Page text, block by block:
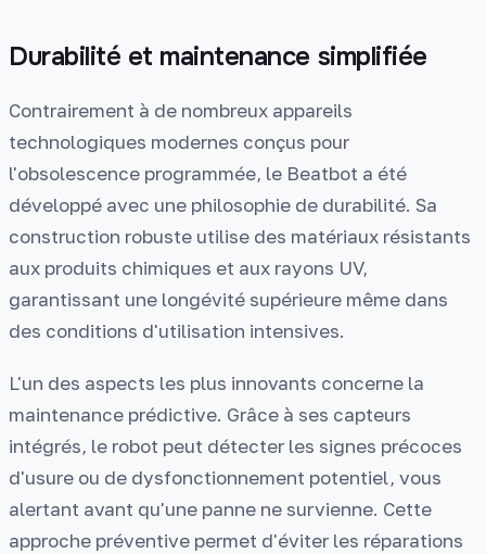
Durabilité et maintenance simplifiée
Contrairement à de nombreux appareils
technologiques modernes conçus pour
l'obsolescence programmée, le Beatbot a été
développé avec une philosophie de durabilité. Sa
construction robuste utilise des matériaux résistants
aux produits chimiques et aux rayons UV,
garantissant une longévité supérieure même dans
des conditions d'utilisation intensives.
L'un des aspects les plus innovants concerne la
maintenance prédictive. Grâce à ses capteurs
intégrés, le robot peut détecter les signes précoces
d'usure ou de dysfonctionnement potentiel, vous
alertant avant qu'une panne ne survienne. Cette
approche préventive permet d'éviter les réparations